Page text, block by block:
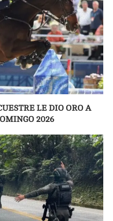
LE DIO ORO A
2026